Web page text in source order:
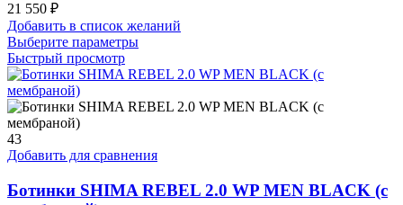
21 550 ₽
Добавить в список желаний
Выберите параметрыЭтот
имеет
вариаций.
выбрать
странице
Быстрый просмотр
43
Добавить для сравнения
Ботинки SHIMA REBEL 2.0 WP MEN BLACK (с